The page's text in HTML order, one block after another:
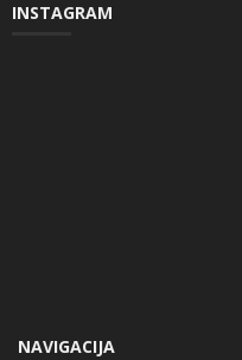
INSTAGRAM
NAVIGACIJA